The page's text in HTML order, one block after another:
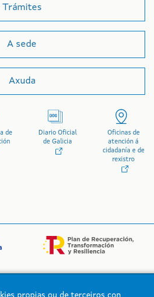
Trámites
A sede
Axuda
de
Diario Oficial
de Galicia
Oficinas de
atención á
cidadanía e de
rexistro
propias ou de terceiros con